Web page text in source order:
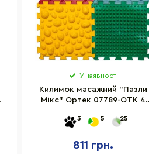
У наявності
Килимок масажний "Пазли
Мікс" Ортек 07789-OTK 4
3 5 25
811 грн.